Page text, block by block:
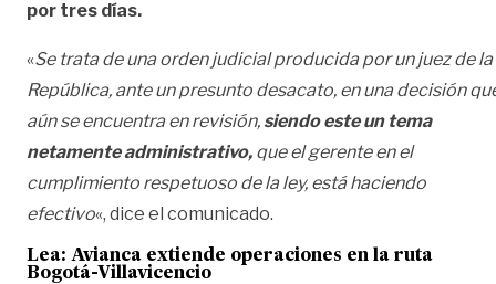
por tres días.
«Se trata de una orden judicial producida por un juez de la
República, ante un presunto desacato, en una decisión
aún se encuentra en revisión, siendo este un tema
netamente administrativo, que el gerente en el
cumplimiento respetuoso de la ley, está haciendo
efectivo«, dice el comunicado.
Lea: Avianca extiende operaciones en la ruta
Bogotá-Villavicencio